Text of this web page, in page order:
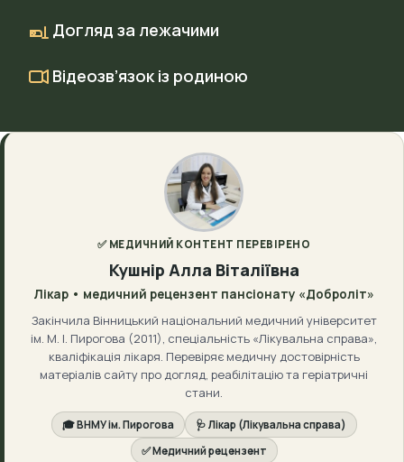
Догляд за лежачими
Відеозв’язок із родиною
✅ МЕДИЧНИЙ КОНТЕНТ ПЕРЕВІРЕНО
Кушнір Алла Віталіївна
Лікар • медичний рецензент пансіонату «Доброліт»
Закінчила Вінницький національний медичний університет
ім. М. І. Пирогова (2011), спеціальність «Лікувальна справа»,
кваліфікація лікаря. Перевіряє медичну достовірність
матеріалів сайту про догляд, реабілітацію та геріатричні
стани.
🎓 ВНМУ ім. Пирогова
🩺 Лікар (Лікувальна справа)
✅ Медичний рецензент